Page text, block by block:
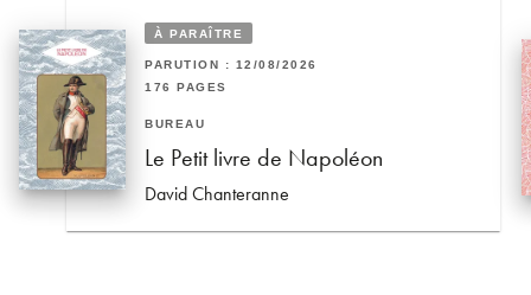
À PARAÎTRE
PARUTION : 12/08/2026
176 PAGES
BUREAU
Le Petit livre de Napoléon
David Chanteranne